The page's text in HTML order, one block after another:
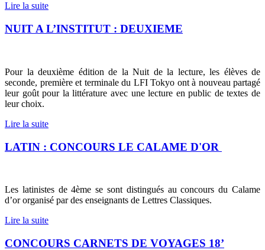
Lire la suite
NUIT A L’INSTITUT : DEUXIEME
Pour la deuxième édition de la Nuit de la lecture, les élèves de
seconde, première et terminale du LFI Tokyo ont à nouveau partagé
leur goût pour la littérature avec une lecture en public de textes de
leur choix.
Lire la suite
LATIN : CONCOURS LE CALAME D'OR
Les latinistes de 4ème se sont distingués au concours du Calame
d’or organisé par des enseignants de Lettres Classiques.
Lire la suite
CONCOURS CARNETS DE VOYAGES 18’